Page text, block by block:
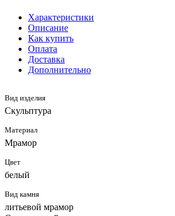
Характеристики
Описание
Как купить
Оплата
Доставка
Дополнительно
Вид изделия
Скульптура
Материал
Мрамор
Цвет
белый
Вид камня
литьевой мрамор